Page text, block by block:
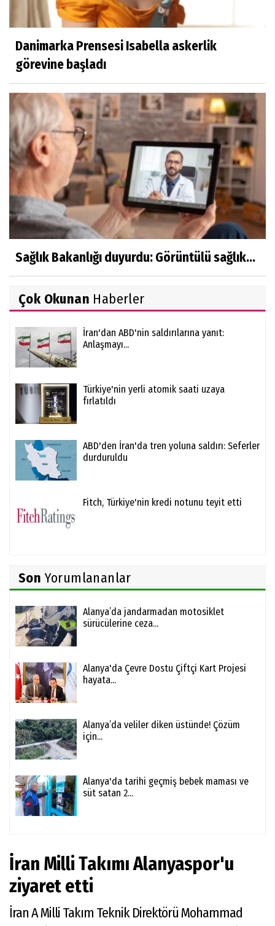
Danimarka Prensesi Isabella askerlik
görevine başladı
Sağlık Bakanlığı duyurdu: Görüntülü sağlık...
Çok Okunan Haberler
İran'dan ABD'nin saldırılarına yanıt:
Anlaşmayı...
Türkiye'nin yerli atomik saati uzaya
fırlatıldı
ABD'den İran'da tren yoluna saldırı: Seferler
durduruldu
Fitch, Türkiye'nin kredi notunu teyit etti
Son Yorumlananlar
Alanya’da jandarmadan motosiklet
sürücülerine ceza...
Alanya'da Çevre Dostu Çiftçi Kart Projesi
hayata...
Alanya’da veliler diken üstünde! Çözüm
için...
Alanya'da tarihi geçmiş bebek maması ve
süt satan 2...
İran Milli Takımı Alanyaspor'u
ziyaret etti
İran A Milli Takım Teknik Direktörü Mohammad